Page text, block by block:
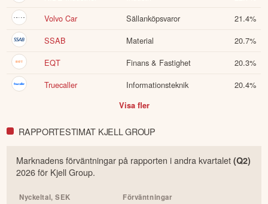
Denna summering har tagits fram med hjälp av AI och kan
därför innehålla förenklingar eller sakna viss information.
Innehållet ska inte ses som investeringsråd eller personlig
rådgivning. Ta alltid del av bolagets fullständiga kvartalsrapport
innan du fattar investeringsbeslut. Historisk avkastning är ingen
garanti för framtida avkastning. Skulle du upptäcka fel eller
andra förbättringsförslag i materialet är du välkommen att
kontakta oss.
Volvo Car
Sällanköpsvaror 21.4%
SSAB
Material 20.7%
EQT
Finans & Fastighet 20.3%
Truecaller
Informationsteknik 20.4%
Visa fler
RAPPORTESTIMAT KJELL GROUP
Marknadens förväntningar på rapporten iandrakvartalet(Q2)
2026för Kjell Group.
Nyckeltal,SEK Förväntningar